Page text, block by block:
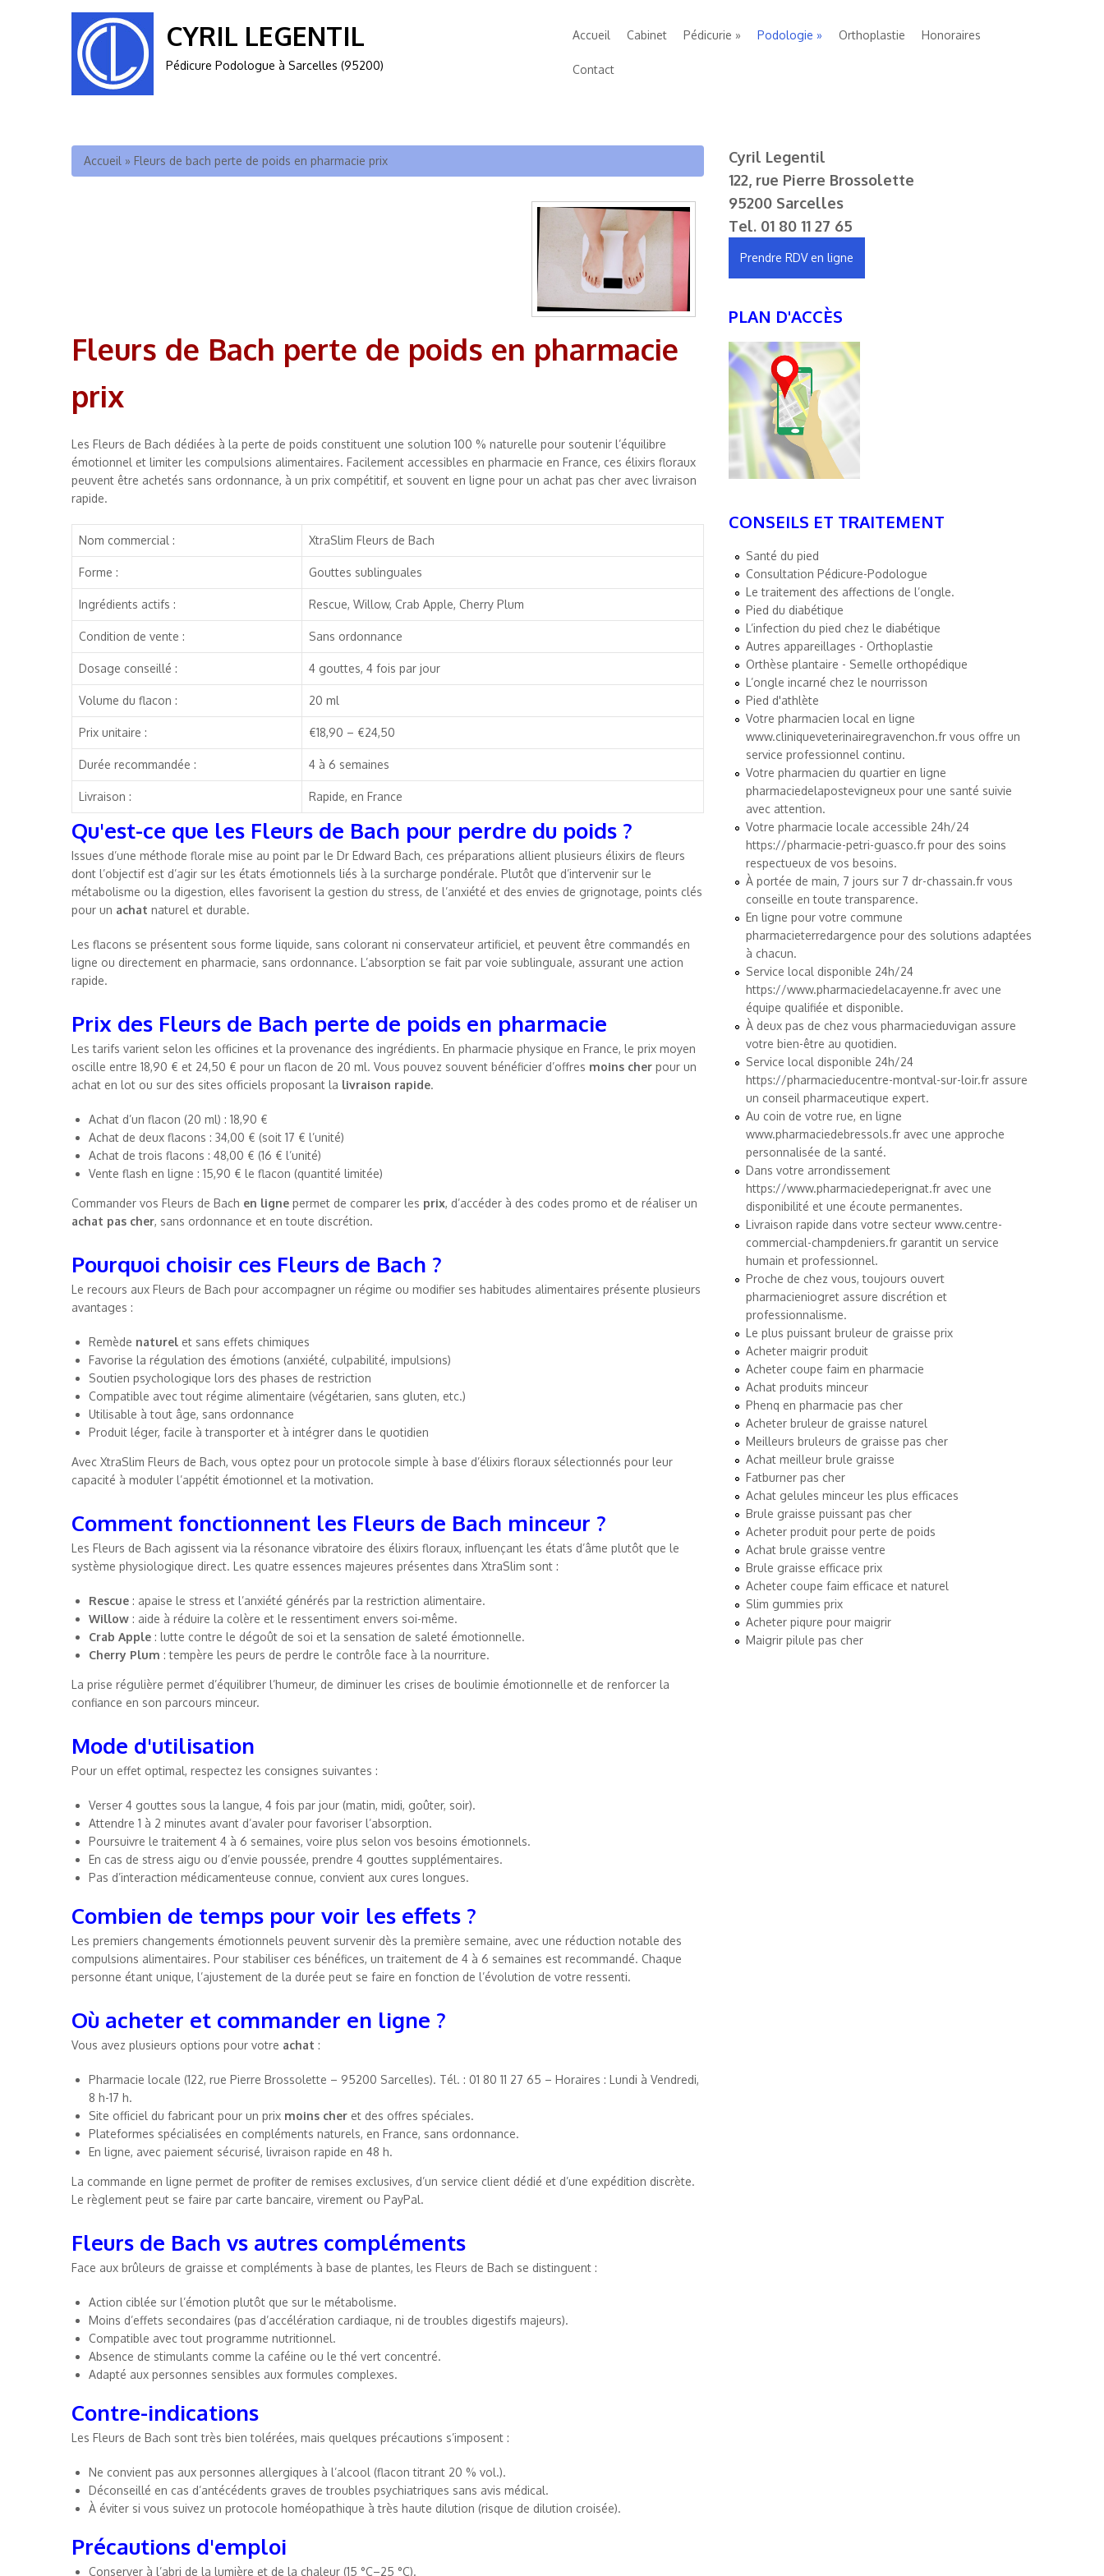
CYRIL LEGENTIL
Pédicure Podologue à Sarcelles (95200)
Accueil Cabinet Pédicurie Podologie Orthoplastie Honoraires
Contact
Vous êtes ici
Accueil » Fleurs de bach perte de poids en pharmacie prix
Fleurs de Bach perte de poids en pharmacie
prix
Les Fleurs de Bach dédiées à la perte de poids constituent une solution 100 % naturelle pour soutenir l’équilibre
émotionnel et limiter les compulsions alimentaires. Facilement accessibles en pharmacie en France, ces élixirs floraux
peuvent être achetés sans ordonnance, à un prix compétitif, et souvent en ligne pour un achat pas cher avec livraison
rapide.
Nom commercial : XtraSlim Fleurs de Bach
Forme : Gouttes sublinguales
Ingrédients actifs : Rescue, Willow, Crab Apple, Cherry Plum
Condition de vente : Sans ordonnance
Dosage conseillé : 4 gouttes, 4 fois par jour
Volume du flacon : 20 ml
Prix unitaire : €18,90 – €24,50
Durée recommandée : 4 à 6 semaines
Livraison : Rapide, en France
Qu'est-ce que les Fleurs de Bach pour perdre du poids ?
Issues d’une méthode florale mise au point par le Dr Edward Bach, ces préparations allient plusieurs élixirs de fleurs
dont l’objectif est d’agir sur les états émotionnels liés à la surcharge pondérale. Plutôt que d’intervenir sur le
métabolisme ou la digestion, elles favorisent la gestion du stress, de l’anxiété et des envies de grignotage, points clés
pour un achat naturel et durable.
Les flacons se présentent sous forme liquide, sans colorant ni conservateur artificiel, et peuvent être commandés en
ligne ou directement en pharmacie, sans ordonnance. L’absorption se fait par voie sublinguale, assurant une action
rapide.
Prix des Fleurs de Bach perte de poids en pharmacie
Les tarifs varient selon les officines et la provenance des ingrédients. En pharmacie physique en France, le prix moyen
oscille entre 18,90 € et 24,50 € pour un flacon de 20 ml. Vous pouvez souvent bénéficier d’offres moins cher pour un
achat en lot ou sur des sites officiels proposant la livraison rapide.
Achat d’un flacon (20 ml) : 18,90 €
Achat de deux flacons : 34,00 € (soit 17 € l’unité)
Achat de trois flacons : 48,00 € (16 € l’unité)
Vente flash en ligne : 15,90 € le flacon (quantité limitée)
Commander vos Fleurs de Bach en ligne permet de comparer les prix, d’accéder à des codes promo et de réaliser un
achat pas cher, sans ordonnance et en toute discrétion.
Pourquoi choisir ces Fleurs de Bach ?
Le recours aux Fleurs de Bach pour accompagner un régime ou modifier ses habitudes alimentaires présente plusieurs
avantages :
Remède naturel et sans effets chimiques
Favorise la régulation des émotions (anxiété, culpabilité, impulsions)
Soutien psychologique lors des phases de restriction
Compatible avec tout régime alimentaire (végétarien, sans gluten, etc.)
Utilisable à tout âge, sans ordonnance
Produit léger, facile à transporter et à intégrer dans le quotidien
Avec XtraSlim Fleurs de Bach, vous optez pour un protocole simple à base d’élixirs floraux sélectionnés pour leur
capacité à moduler l’appétit émotionnel et la motivation.
Comment fonctionnent les Fleurs de Bach minceur ?
Les Fleurs de Bach agissent via la résonance vibratoire des élixirs floraux, influençant les états d’âme plutôt que le
système physiologique direct. Les quatre essences majeures présentes dans XtraSlim sont :
Rescue : apaise le stress et l’anxiété générés par la restriction alimentaire.
Willow : aide à réduire la colère et le ressentiment envers soi-même.
Crab Apple : lutte contre le dégoût de soi et la sensation de saleté émotionnelle.
Cherry Plum : tempère les peurs de perdre le contrôle face à la nourriture.
La prise régulière permet d’équilibrer l’humeur, de diminuer les crises de boulimie émotionnelle et de renforcer la
confiance en son parcours minceur.
Mode d'utilisation
Pour un effet optimal, respectez les consignes suivantes :
Verser 4 gouttes sous la langue, 4 fois par jour (matin, midi, goûter, soir).
Attendre 1 à 2 minutes avant d’avaler pour favoriser l’absorption.
Poursuivre le traitement 4 à 6 semaines, voire plus selon vos besoins émotionnels.
En cas de stress aigu ou d’envie poussée, prendre 4 gouttes supplémentaires.
Pas d’interaction médicamenteuse connue, convient aux cures longues.
Combien de temps pour voir les effets ?
Les premiers changements émotionnels peuvent survenir dès la première semaine, avec une réduction notable des
compulsions alimentaires. Pour stabiliser ces bénéfices, un traitement de 4 à 6 semaines est recommandé. Chaque
personne étant unique, l’ajustement de la durée peut se faire en fonction de l’évolution de votre ressenti.
Où acheter et commander en ligne ?
Vous avez plusieurs options pour votre achat :
Pharmacie locale (122, rue Pierre Brossolette – 95200 Sarcelles). Tél. : 01 80 11 27 65 – Horaires : Lundi à Vendredi,
8 h-17 h.
Site officiel du fabricant pour un prix moins cher et des offres spéciales.
Plateformes spécialisées en compléments naturels, en France, sans ordonnance.
En ligne, avec paiement sécurisé, livraison rapide en 48 h.
La commande en ligne permet de profiter de remises exclusives, d’un service client dédié et d’une expédition discrète.
Le règlement peut se faire par carte bancaire, virement ou PayPal.
Fleurs de Bach vs autres compléments
Face aux brûleurs de graisse et compléments à base de plantes, les Fleurs de Bach se distinguent :
Action ciblée sur l’émotion plutôt que sur le métabolisme.
Moins d’effets secondaires (pas d’accélération cardiaque, ni de troubles digestifs majeurs).
Compatible avec tout programme nutritionnel.
Absence de stimulants comme la caféine ou le thé vert concentré.
Adapté aux personnes sensibles aux formules complexes.
Contre-indications
Les Fleurs de Bach sont très bien tolérées, mais quelques précautions s’imposent :
Ne convient pas aux personnes allergiques à l’alcool (flacon titrant 20 % vol.).
Déconseillé en cas d’antécédents graves de troubles psychiatriques sans avis médical.
À éviter si vous suivez un protocole homéopathique à très haute dilution (risque de dilution croisée).
Précautions d'emploi
Conserver à l’abri de la lumière et de la chaleur (15 °C–25 °C).
Cyril Legentil
122, rue Pierre Brossolette
95200 Sarcelles
Tel. 01 80 11 27 65
Prendre RDV en ligne
PLAN D'ACCÈS
CONSEILS ET TRAITEMENT
Santé du pied
Consultation Pédicure-Podologue
Le traitement des affections de l’ongle.
Pied du diabétique
L’infection du pied chez le diabétique
Autres appareillages - Orthoplastie
Orthèse plantaire - Semelle orthopédique
L’ongle incarné chez le nourrisson
Pied d'athlète
Votre pharmacien local en ligne
www.cliniqueveterinairegravenchon.fr vous offre un
service professionnel continu.
Votre pharmacien du quartier en ligne
pharmaciedelapostevigneux pour une santé suivie
avec attention.
Votre pharmacie locale accessible 24h/24
https://pharmacie-petri-guasco.fr pour des soins
respectueux de vos besoins.
À portée de main, 7 jours sur 7 dr-chassain.fr vous
conseille en toute transparence.
En ligne pour votre commune
pharmacieterredargence pour des solutions adaptées
à chacun.
Service local disponible 24h/24
https://www.pharmaciedelacayenne.fr avec une
équipe qualifiée et disponible.
À deux pas de chez vous pharmacieduvigan assure
votre bien-être au quotidien.
Service local disponible 24h/24
https://pharmacieducentre-montval-sur-loir.fr assure
un conseil pharmaceutique expert.
Au coin de votre rue, en ligne
www.pharmaciedebressols.fr avec une approche
personnalisée de la santé.
Dans votre arrondissement
https://www.pharmaciedeperignat.fr avec une
disponibilité et une écoute permanentes.
Livraison rapide dans votre secteur www.centre-
commercial-champdeniers.fr garantit un service
humain et professionnel.
Proche de chez vous, toujours ouvert
pharmacieniogret assure discrétion et
professionnalisme.
Le plus puissant bruleur de graisse prix
Acheter maigrir produit
Acheter coupe faim en pharmacie
Achat produits minceur
Phenq en pharmacie pas cher
Acheter bruleur de graisse naturel
Meilleurs bruleurs de graisse pas cher
Achat meilleur brule graisse
Fatburner pas cher
Achat gelules minceur les plus efficaces
Brule graisse puissant pas cher
Acheter produit pour perte de poids
Achat brule graisse ventre
Brule graisse efficace prix
Acheter coupe faim efficace et naturel
Slim gummies prix
Acheter piqure pour maigrir
Maigrir pilule pas cher